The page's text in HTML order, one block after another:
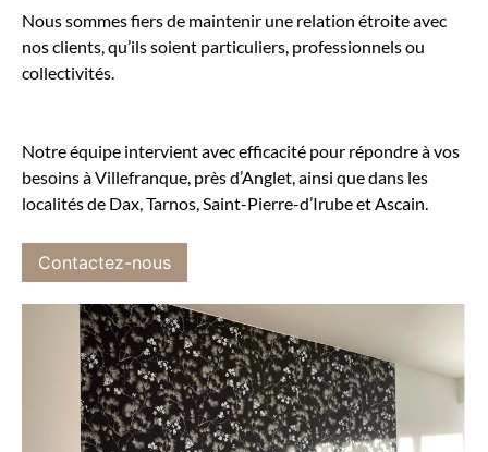
Nous sommes fiers de maintenir une relation étroite avec
nos clients, qu’ils soient particuliers, professionnels ou
collectivités.
Notre équipe intervient avec efficacité pour répondre à vos
besoins à Villefranque, près d’Anglet, ainsi que dans les
localités de Dax, Tarnos, Saint-Pierre-d’Irube et Ascain.
Contactez-nous